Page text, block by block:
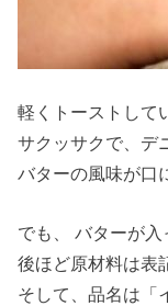
軽くトーストして
サクッサクで、デ
バターの風味が口
でも、 バターが入
後ほど原材料は表
そして、品名は「